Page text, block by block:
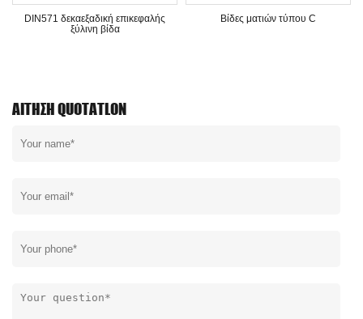
DIN571 δεκαεξαδική επικεφαλής
ξύλινη βίδα
Βίδες ματιών τύπου C
ΑΊΤΗΣΗ QUOTATLON